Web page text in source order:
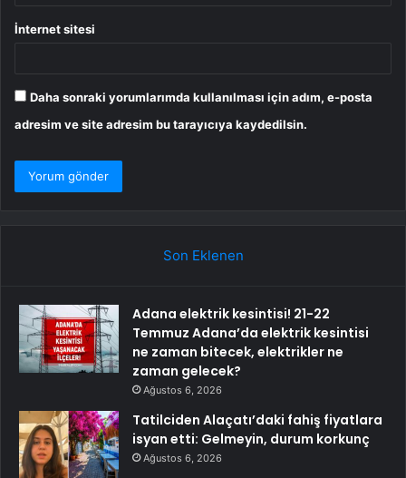
İnternet sitesi
Daha sonraki yorumlarımda kullanılması için adım, e-posta
adresim ve site adresim bu tarayıcıya kaydedilsin.
Son Eklenen
Adana elektrik kesintisi! 21-22
Temmuz Adana’da elektrik kesintisi
ne zaman bitecek, elektrikler ne
zaman gelecek?
Ağustos 6, 2026
Tatilciden Alaçatı’daki fahiş fiyatlara
isyan etti: Gelmeyin, durum korkunç
Ağustos 6, 2026